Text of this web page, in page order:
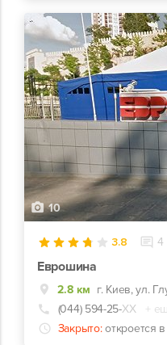
10
3.8 4
Еврошина
2.8 км
(044) 594-25-ХХ
+
Закрыто: откроется